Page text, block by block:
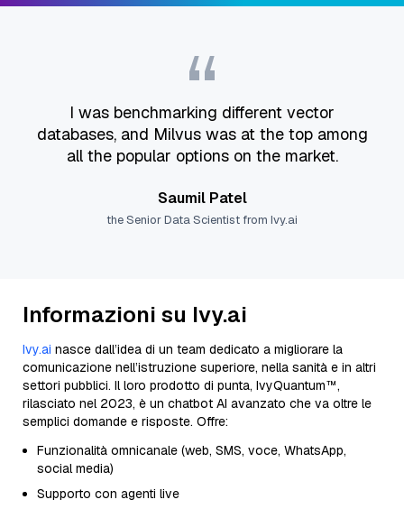
“
I was benchmarking different vector
databases, and Milvus was at the top among
all the popular options on the market.
Saumil Patel
the Senior Data Scientist from Ivy.ai
Informazioni su Ivy.ai
Ivy.ai nasce dall’idea di un team dedicato a migliorare la
comunicazione nell’istruzione superiore, nella sanità e in altri
settori pubblici. Il loro prodotto di punta, IvyQuantum™,
rilasciato nel 2023, è un chatbot AI avanzato che va oltre le
semplici domande e risposte. Offre:
Funzionalità omnicanale (web, SMS, voce, WhatsApp,
social media)
Supporto con agenti live